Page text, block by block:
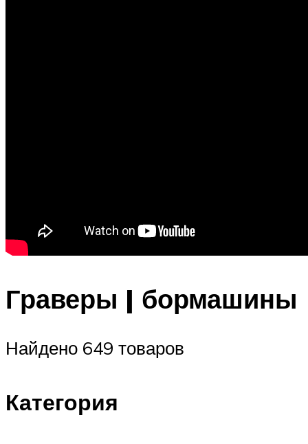
Граверы | бормашины
Найдено 649 товаров
Категория